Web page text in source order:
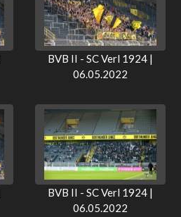
BVB II - SC Verl 1924 |
06.05.2022
BVB II - SC Verl 1924 |
06.05.2022